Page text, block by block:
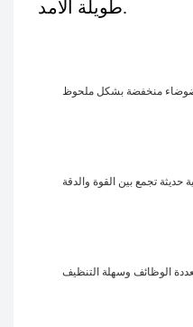
طويلة الأمد.
ضوضاء منخفضة بشكل ملحوظ
الوظائف وسهلة التنظيف